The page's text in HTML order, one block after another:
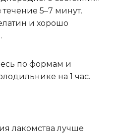
5–7 минут.
и хорошо
по формам и
на 1 час.
лакомства лучше